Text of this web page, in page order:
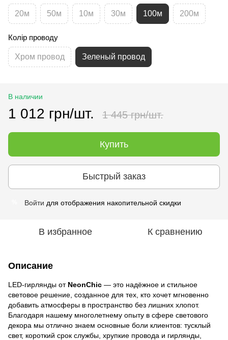
20м 50м 10м 30м 100м 200м
Колір проводу
Хром провод Зеленый провод
В наличии
1 012 грн/шт. 1 445 грн/шт.
Купить
Быстрый заказ
Войти для отображения накопительной скидки
В избранное К сравнению
Описание
LED-гирлянды от NeonChic — это надёжное и стильное
световое решение, созданное для тех, кто хочет мгновенно
добавить атмосферы в пространство без лишних хлопот.
Благодаря нашему многолетнему опыту в сфере светового
декора мы отлично знаем основные боли клиентов: тусклый
свет, короткий срок службы, хрупкие провода и гирлянды,